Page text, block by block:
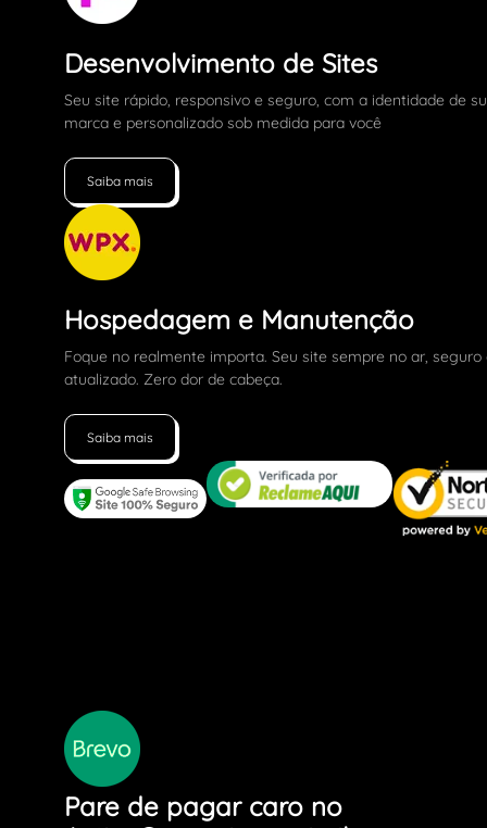
Desenvolvimento de Sites
Seu site rápido, responsivo e seguro, com a identidade de
marca e personalizado sob medida para você
Saiba mais
Hospedagem e Manutenção
Foque no realmente importa. Seu site sempre no ar, seguro
atualizado. Zero dor de cabeça.
Saiba mais
Pare de pagar caro no